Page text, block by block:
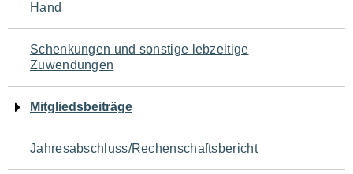
Hand
Schenkungen und sonstige lebzeitige
Zuwendungen
Mitgliedsbeiträge
Jahresabschluss/Rechenschaftsbericht